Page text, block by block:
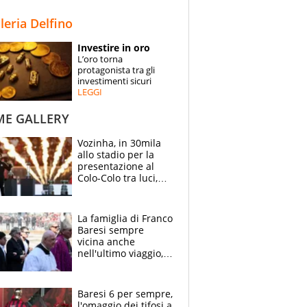
ESPERTI
CONTATTI
Delfino
Investire in oro
L’oro torna
protagonista tra gli
investimenti sicuri
LEGGI
GALLERY
Vozinha, in 30mila
allo stadio per la
presentazione al
Colo-Colo tra luci,
La famiglia di Franco
Baresi sempre
vicina anche
nell'ultimo viaggio,
circondati
dall'affetto dei tifosi
Baresi 6 per sempre,